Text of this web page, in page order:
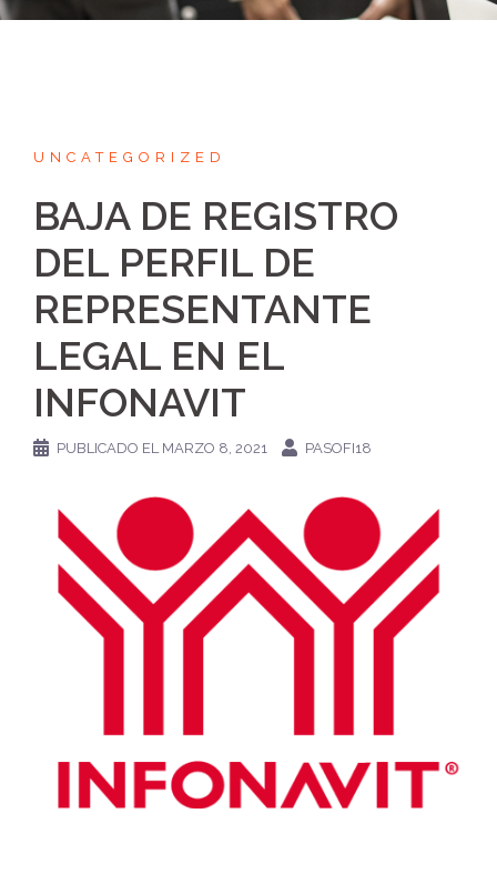
UNCATEGORIZED
BAJA DE REGISTRO
DEL PERFIL DE
REPRESENTANTE
LEGAL EN EL
INFONAVIT
PUBLICADO EL MARZO 8, 2021 PASOFI18